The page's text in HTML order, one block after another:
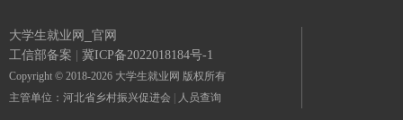
大学生就业网_官网
工信部备案 冀ICP备2022018184号-1
Copyright © 2018-2026 大学生就业网 版权所有
主管单位：河北省乡村振兴促进会
人员查询